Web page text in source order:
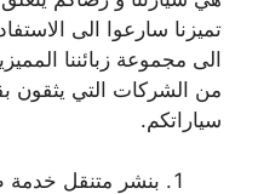
تميزنا سارعوا الى
الى مجموعة زبائننا
من الشركات التي يثقون
سياراتكم.
بنشر متنقل